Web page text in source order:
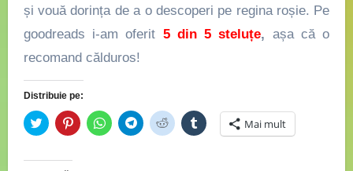
și vouă dorința de a o descoperi pe regina roșie. Pe
goodreads i-am oferit 5 din 5 steluțe, așa că o
recomand călduros!
Distribuie pe:
Dă
clic
partaja
Dă
clic
Dă
clic
Dă
clic
Dă
clic
Dă
clic
pentru
Mai mult